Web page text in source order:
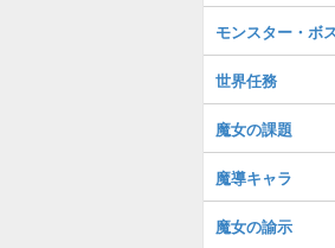
モンスター・ボ
世界任務
魔女の課題
魔導キャラ
魔女の諭示